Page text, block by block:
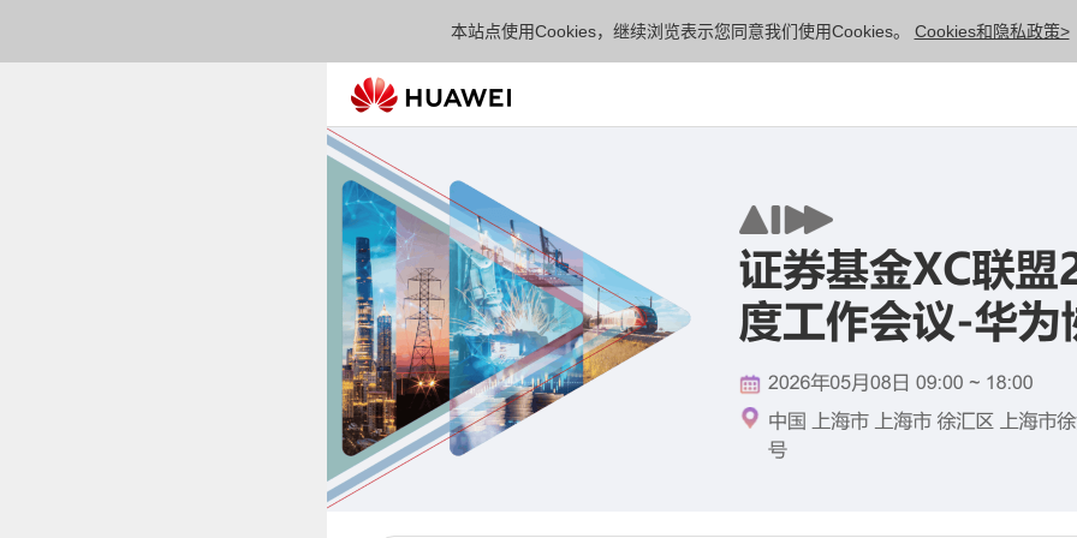
本站点使用Cookies，继续浏览表示您同意我们使用Cookies。 Cookies和隐私政策>